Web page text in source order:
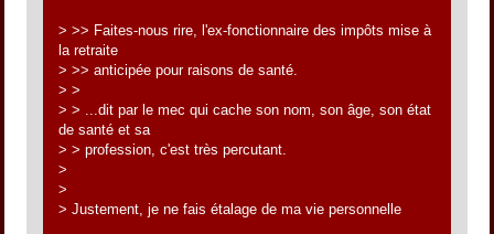
> >> Faites-nous rire, l'ex-fonctionnaire des impôts mise à
la retraite
> >> anticipée pour raisons de santé.
> >
> > ...dit par le mec qui cache son nom, son âge, son état
de santé et sa
> > profession, c'est très percutant.
>
>
> Justement, je ne fais étalage de ma vie personnelle